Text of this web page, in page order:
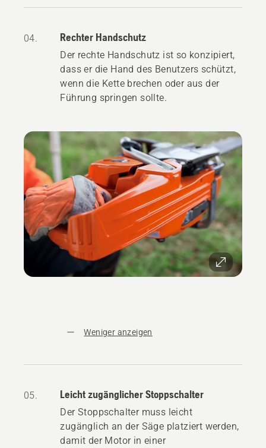
04. Rechter Handschutz
Der rechte Handschutz ist so konzipiert,
dass er die Hand des Benutzers schützt,
wenn die Kette brechen oder aus der
Führung springen sollte.
Weniger anzeigen
05. Leicht zugänglicher Stoppschalter
Der Stoppschalter muss leicht
zugänglich an der Säge platziert werden,
damit der Motor in einer